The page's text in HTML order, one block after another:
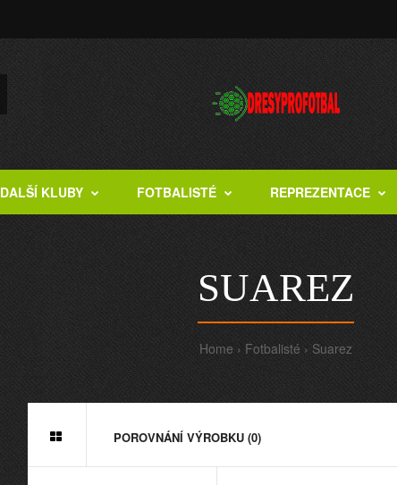
DALŠÍ KLUBY FOTBALISTÉ REPREZENTACE
SUAREZ
Home Fotbalisté Suarez
POROVNÁNÍ VÝROBKU (0)